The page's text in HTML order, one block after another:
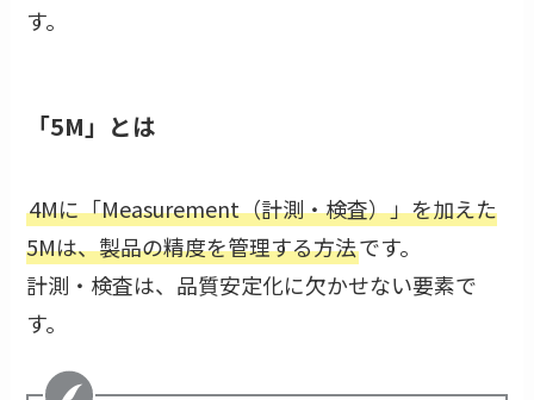
す。
「5M」とは
4Mに「Measurement（計測・検査）」を加えた
5Mは、製品の精度を管理する方法です。
計測・検査は、品質安定化に欠かせない要素で
す。